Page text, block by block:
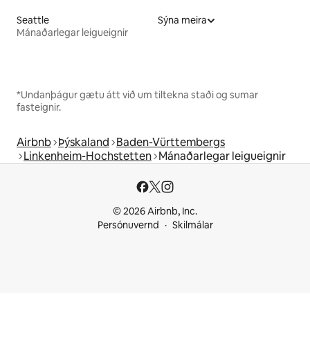
Seattle
Mánaðarlegar leigueignir
Sýna meira
*Undanþágur gætu átt við um tiltekna staði og sumar
fasteignir.
Airbnb Þýskaland Baden-Vürttembergs
Linkenheim-Hochstetten Mánaðarlegar leigueignir
© 2026 Airbnb, Inc.
Persónuvernd
Skilmálar